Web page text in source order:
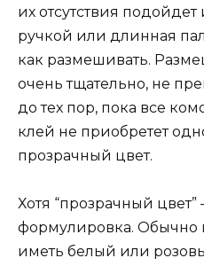
их отсутствия
ручкой или длинная
как размешивать.
очень тщательно, не
до тех пор, пока все
клей не приобретет
прозрачный цвет.
Хотя “прозрачный цвет”
формулировка. Обычно
иметь белый или